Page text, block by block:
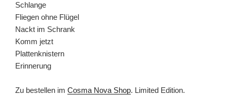
Schlange
Fliegen ohne Flügel
Nackt im Schrank
Komm jetzt
Plattenknistern
Erinnerung
Zu bestellen im Cosma Nova Shop. Limited Edition.